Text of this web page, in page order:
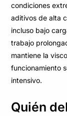
condiciones
aditivos de alta
incluso bajo
trabajo
mantiene la
funcionamiento
intensivo.
Quién